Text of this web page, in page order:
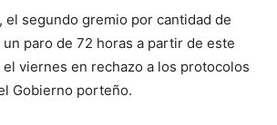
, el segundo gremio por cantidad de
paro de 72 horas a partir de este
viernes en rechazo a los protocolos
Gobierno porteño.